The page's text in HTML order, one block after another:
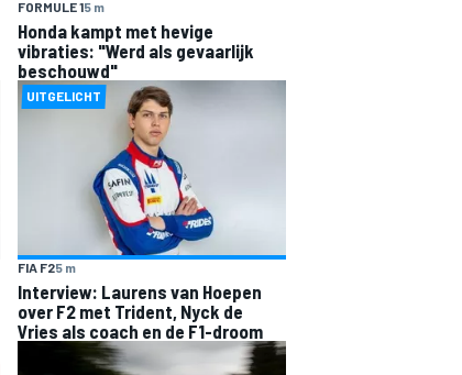
FORMULE 15 m
Honda kampt met hevige
vibraties: "Werd als gevaarlijk
beschouwd"
UITGELICHT
FIA F25 m
Interview: Laurens van Hoepen
over F2 met Trident, Nyck de
Vries als coach en de F1-droom